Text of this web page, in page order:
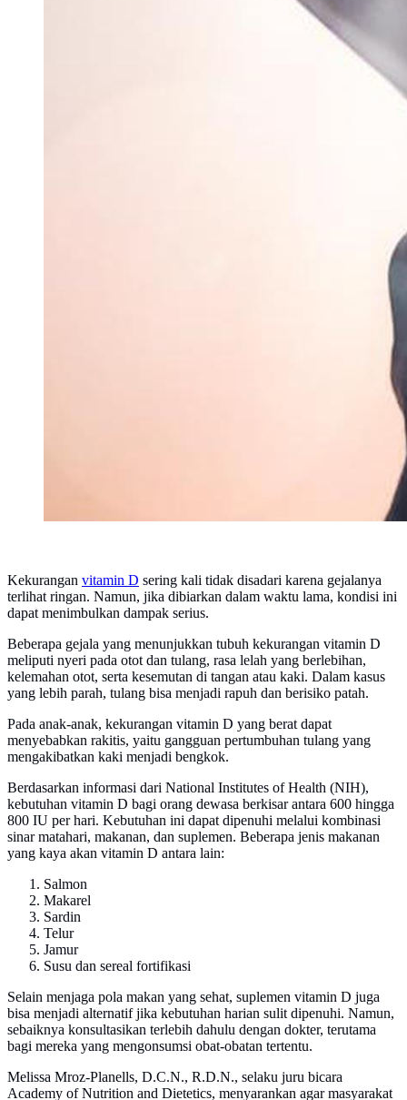
Kekurangan vitamin D sering kali tidak disadari karena gejalanya
terlihat ringan. Namun, jika dibiarkan dalam waktu lama, kondisi ini
dapat menimbulkan dampak serius.
Beberapa gejala yang menunjukkan tubuh kekurangan vitamin D
meliputi nyeri pada otot dan tulang, rasa lelah yang berlebihan,
kelemahan otot, serta kesemutan di tangan atau kaki. Dalam kasus
yang lebih parah, tulang bisa menjadi rapuh dan berisiko patah.
Pada anak-anak, kekurangan vitamin D yang berat dapat
menyebabkan rakitis, yaitu gangguan pertumbuhan tulang yang
mengakibatkan kaki menjadi bengkok.
Berdasarkan informasi dari National Institutes of Health (NIH),
kebutuhan vitamin D bagi orang dewasa berkisar antara 600 hingga
800 IU per hari. Kebutuhan ini dapat dipenuhi melalui kombinasi
sinar matahari, makanan, dan suplemen. Beberapa jenis makanan
yang kaya akan vitamin D antara lain:
Salmon
Makarel
Sardin
Telur
Jamur
Susu dan sereal fortifikasi
Selain menjaga pola makan yang sehat, suplemen vitamin D juga
bisa menjadi alternatif jika kebutuhan harian sulit dipenuhi. Namun,
sebaiknya konsultasikan terlebih dahulu dengan dokter, terutama
bagi mereka yang mengonsumsi obat-obatan tertentu.
Melissa Mroz-Planells, D.C.N., R.D.N., selaku juru bicara
Academy of Nutrition and Dietetics, menyarankan agar masyarakat